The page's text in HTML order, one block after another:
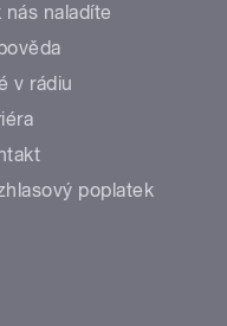
nás naladíte
v rádiu
poplatek